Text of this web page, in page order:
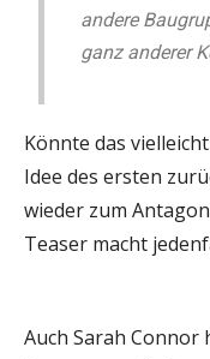
andere
ganz anderer
Könnte das
Idee des ersten
wieder zum
Teaser macht
Auch Sarah Connor